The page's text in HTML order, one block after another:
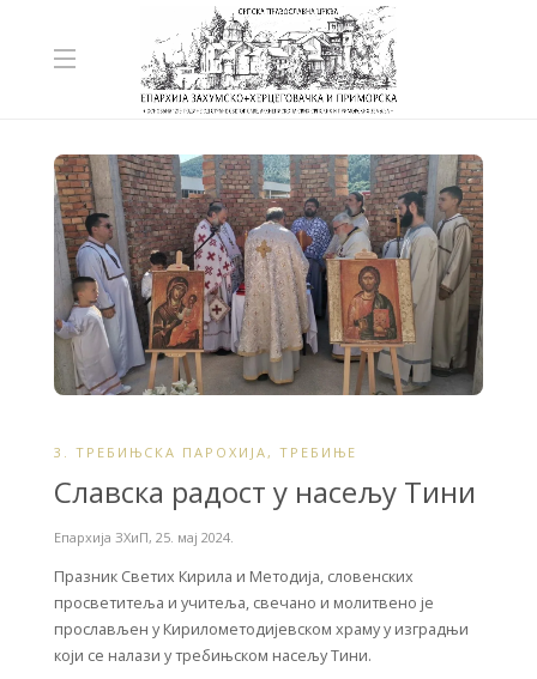
3. ТРЕБИЊСКА ПАРОХИЈА, ТРЕБИЊЕ
Славска радост у насељу Тини
Епархија ЗХиП, 25. мај 2024.
Празник Светих Кирила и Методија, словенских
просветитеља и учитеља, свечано и молитвено је
прослављен у Кирилометодијевском храму у изградњи
који се налази у требињском насељу Тини.